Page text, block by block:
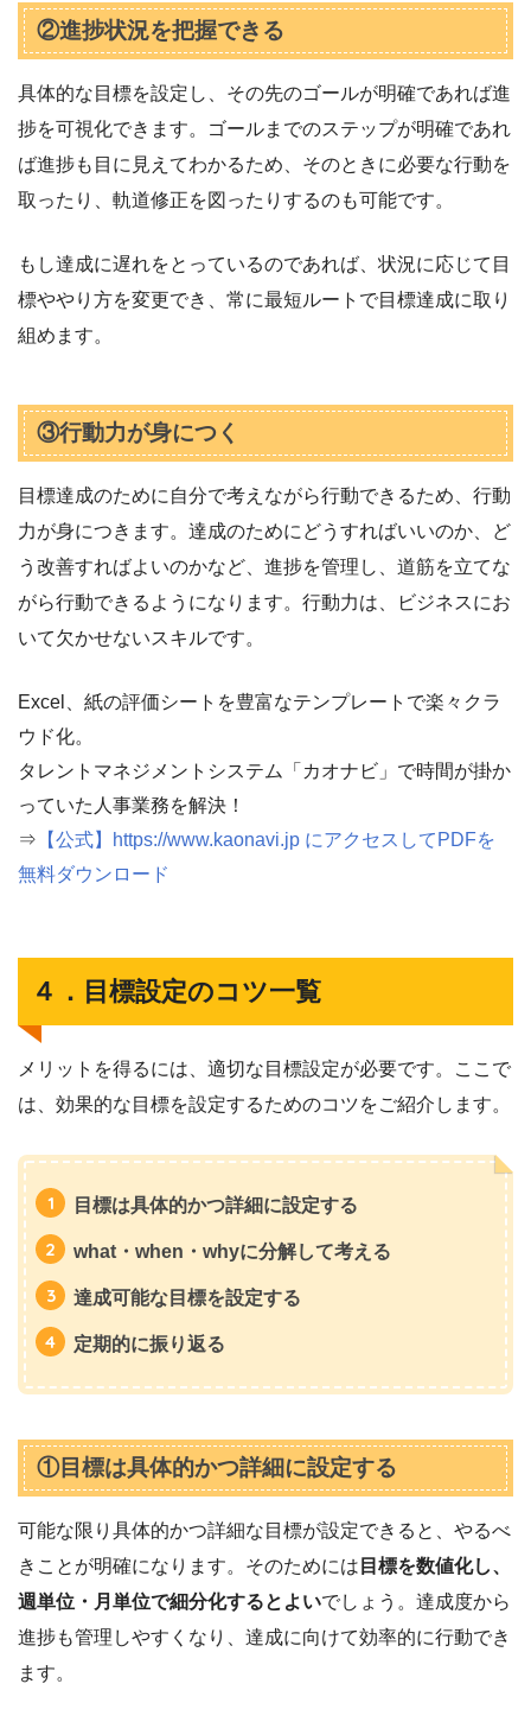
②進捗状況を把握できる
具体的な目標を設定し、その先のゴールが明確であれば進
捗を可視化できます。ゴールまでのステップが明確であれ
ば進捗も目に見えてわかるため、そのときに必要な行動を
取ったり、軌道修正を図ったりするのも可能です。
もし達成に遅れをとっているのであれば、状況に応じて目
標ややり方を変更でき、常に最短ルートで目標達成に取り
組めます。
③行動力が身につく
目標達成のために自分で考えながら行動できるため、行動
力が身につきます。達成のためにどうすればいいのか、ど
う改善すればよいのかなど、進捗を管理し、道筋を立てな
がら行動できるようになります。行動力は、ビジネスにお
いて欠かせないスキルです。
Excel、紙の評価シートを豊富なテンプレートで楽々クラ
ウド化。
タレントマネジメントシステム「カオナビ」で時間が掛か
っていた人事業務を解決！
⇒ 【公式】https://www.kaonavi.jp にアクセスしてPDFを
無料ダウンロード
４．目標設定のコツ一覧
メリットを得るには、適切な目標設定が必要です。ここで
は、効果的な目標を設定するためのコツをご紹介します。
目標は具体的かつ詳細に設定する
what・when・whyに分解して考える
達成可能な目標を設定する
定期的に振り返る
①目標は具体的かつ詳細に設定する
可能な限り具体的かつ詳細な目標が設定できると、やるべ
きことが明確になります。そのためには 目標を数値化し、
週単位・月単位で細分化するとよいでしょう。達成度から
進捗も管理しやすくなり、達成に向けて効率的に行動でき
ます。